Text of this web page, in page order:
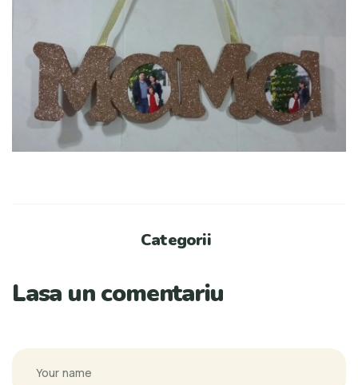
Categorii
Lasa un comentariu